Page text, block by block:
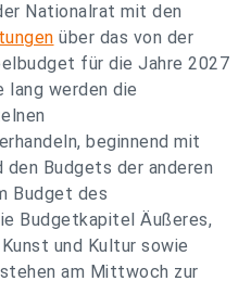
Nationalrat mit den
über das von der
für die Jahre 2027
lang werden die
beginnend mit
Budgets der anderen
Budget des
Budgetkapitel Äußeres,
und Kultur sowie
am Mittwoch zur